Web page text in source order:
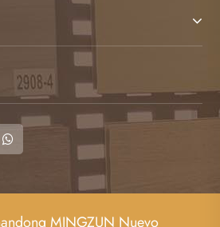
MINGZUN Nuevo